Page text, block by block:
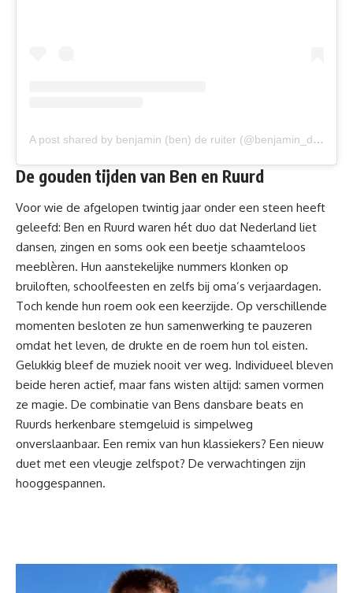
A post shared by benjamin (ben) de ruiter (@benjamin_deruiter)
De gouden tijden van Ben en Ruurd
Voor wie de afgelopen twintig jaar onder een steen heeft
geleefd: Ben en Ruurd waren hét duo dat Nederland liet
dansen, zingen en soms ook een beetje schaamteloos
meeblèren. Hun aanstekelijke nummers klonken op
bruiloften, schoolfeesten en zelfs bij oma’s verjaardagen.
Toch kende hun roem ook een keerzijde. Op verschillende
momenten besloten ze hun samenwerking te pauzeren
omdat het leven, de drukte en de roem hun tol eisten.
Gelukkig bleef de muziek nooit ver weg. Individueel bleven
beide heren actief, maar fans wisten altijd: samen vormen
ze magie. De combinatie van Bens dansbare beats en
Ruurds herkenbare stemgeluid is simpelweg
onverslaanbaar. Een remix van hun klassiekers? Een nieuw
duet met een vleugje zelfspot? De verwachtingen zijn
hooggespannen.